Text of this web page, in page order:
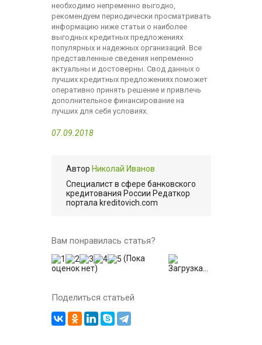
необходимо непременно выгодно,
рекомендуем периодически просматривать
информацию ниже статьи о наиболее
выгодных кредитных предложениях
популярных и надежных организаций. Все
представленные сведения непременно
актуальны и достоверны. Свод данных о
лучших кредитных предложениях поможет
оперативно принять решение и привлечь
дополнительное финансирование на
лучших для себя условиях.
07.09.2018
Автор Николай Иванов
Cпециалист в сфере банковского
кредитования России Редаткор
портала kreditovich.com
Вам понравилась статья?
(Пока
оценок нет)
Загрузка...
Поделиться статьей